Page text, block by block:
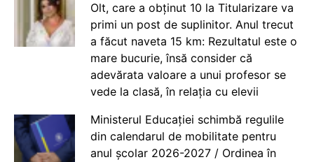
Olt, care a obținut 10 la Titularizare va
primi un post de suplinitor. Anul trecut
a făcut naveta 15 km: Rezultatul este o
mare bucurie, însă consider că
adevărata valoare a unui profesor se
vede la clasă, în relația cu elevii
Ministerul Educației schimbă regulile
din calendarul de mobilitate pentru
anul școlar 2026-2027 / Ordinea în